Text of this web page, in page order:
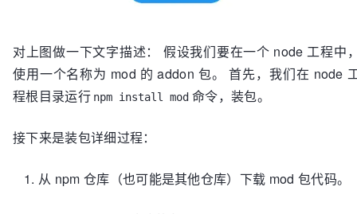
对上图做一下文字描述： 假设我们要在一个 node 工程中
使用一个名称为 mod 的 addon 包。 首先，我们在 node
程根目录运行 npm install mod 命令，装包。
接下来是装包详细过程：
从 npm 仓库（也可能是其他仓库）下载 mod 包代码。